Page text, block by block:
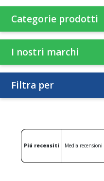
Categorie prodotti
I nostri marchi
Filtra per
Piú recensiti Media recensioni